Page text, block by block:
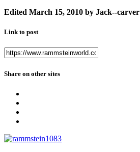
Edited March 15, 2010 by Jack--carver
Link to post
Share on other sites